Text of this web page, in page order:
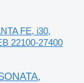
FE, i30,
22100-27400